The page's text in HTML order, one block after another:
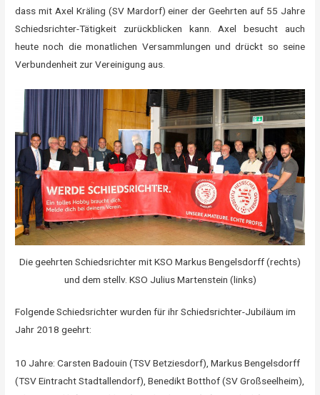
dass mit Axel Kräling (SV Mardorf) einer der Geehrten auf 55 Jahre
Schiedsrichter-Tätigkeit zurückblicken kann. Axel besucht auch
heute noch die monatlichen Versammlungen und drückt so seine
Verbundenheit zur Vereinigung aus.
Die geehrten Schiedsrichter mit KSO Markus Bengelsdorff (rechts)
und dem stellv. KSO Julius Martenstein (links)
Folgende Schiedsrichter wurden für ihr Schiedsrichter-Jubiläum im
Jahr 2018 geehrt:
10 Jahre: Carsten Badouin (TSV Betziesdorf), Markus Bengelsdorff
(TSV Eintracht Stadtallendorf), Benedikt Botthof (SV Großseelheim),